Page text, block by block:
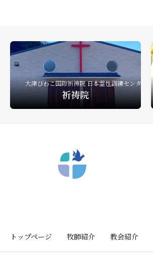
大津びわこ国際祈祷院 日本霊性訓練センター
祈祷院
トップページ 牧師紹介 教会紹介